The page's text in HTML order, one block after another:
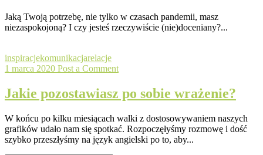
Jaką Twoją potrzebę, nie tylko w czasach pandemii, masz
niezaspokojoną? I czy jesteś rzeczywiście (nie)doceniany?...
inspiracjekomunikacjarelacje
1 marca 2020 Post a Comment
Jakie pozostawiasz po sobie wrażenie?
W końcu po kilku miesiącach walki z dostosowywaniem naszych
grafików udało nam się spotkać. Rozpoczęłyśmy rozmowę i dość
szybko przeszłyśmy na język angielski po to, aby...